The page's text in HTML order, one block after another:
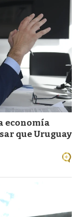
economía
que Uruguay